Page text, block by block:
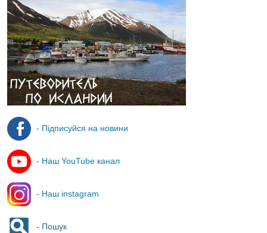
- Підписуйся на новини
- Наш YouTube канал
- Наш instagram
- Пошук